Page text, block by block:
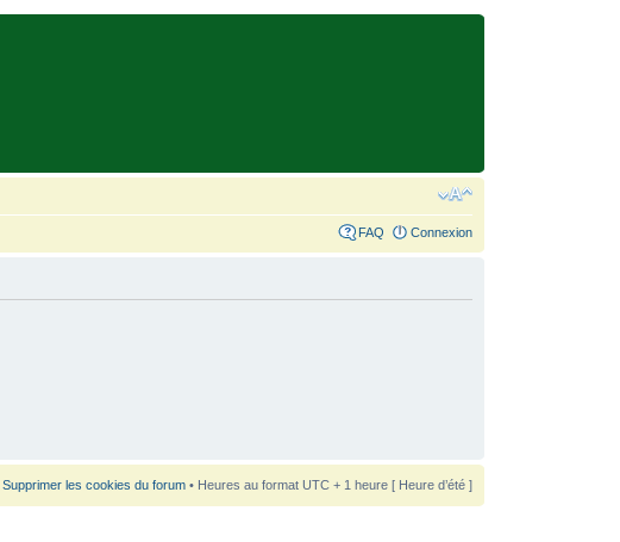
FAQ Connexion
Supprimer les cookies du forum• Heures au format UTC + 1 heure [ Heure d’été ]